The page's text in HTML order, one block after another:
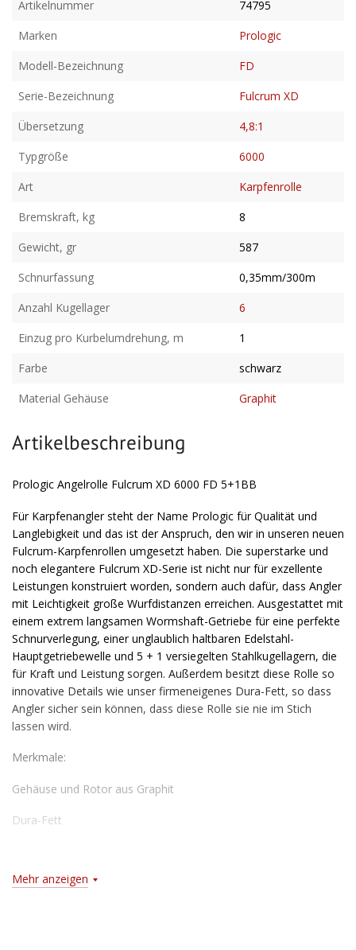
Artikelnummer
74795
Marken
Prologic
Modell-Bezeichnung
FD
Serie-Bezeichnung
Fulcrum XD
Übersetzung
4,8:1
Typgröße
6000
Art
Karpfenrolle
Bremskraft, kg
8
Gewicht, gr
587
Schnurfassung
0,35mm/300m
Anzahl Kugellager
6
Einzug pro Kurbelumdrehung, m
1
Farbe
schwarz
Material Gehäuse
Graphit
Artikelbeschreibung
Prologic Angelrolle Fulcrum XD 6000 FD 5+1BB
Für Karpfenangler steht der Name Prologic für Qualität und
Langlebigkeit und das ist der Anspruch, den wir in unseren neuen
Fulcrum-Karpfenrollen umgesetzt haben. Die superstarke und
noch elegantere Fulcrum XD-Serie ist nicht nur für exzellente
Leistungen konstruiert worden, sondern auch dafür, dass Angler
mit Leichtigkeit große Wurfdistanzen erreichen. Ausgestattet mit
einem extrem langsamen Wormshaft-Getriebe für eine perfekte
Schnurverlegung, einer unglaublich haltbaren Edelstahl-
Hauptgetriebewelle und 5 + 1 versiegelten Stahlkugellagern, die
für Kraft und Leistung sorgen. Außerdem besitzt diese Rolle so
innovative Details wie unser firmeneigenes Dura-Fett, so dass
Angler sicher sein können, dass diese Rolle sie nie im Stich
lassen wird.
Merkmale:
Gehäuse und Rotor aus Graphit
Dura-Fett
5 + 1 versiegelte Stahlkugellager (IAR rostfrei)
Mehr anzeigen